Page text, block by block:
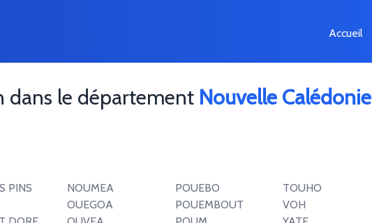
Accueil
le département Nouvelle Calédonie
PINS
NOUMEA
OUEGOA
POUEBO
POUEMBOUT
TOUHO
VOH